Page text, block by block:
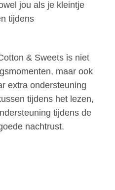
jou als je kleintje
tijdens
& Sweets is niet
maar ook
extra ondersteuning
tijdens het lezen,
tijdens de
nachtrust.